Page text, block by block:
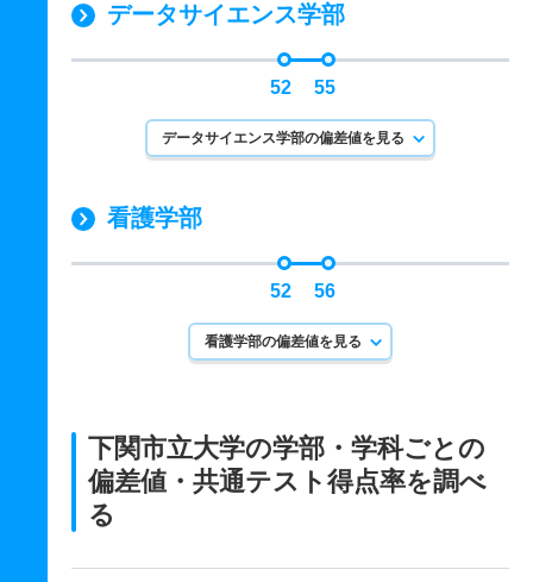
データサイエンス学部
52 55
データサイエンス学部の偏差値を見る
看護学部
52 56
看護学部の偏差値を見る
下関市立大学の学部・学科ごとの
偏差値・共通テスト得点率を調べ
る